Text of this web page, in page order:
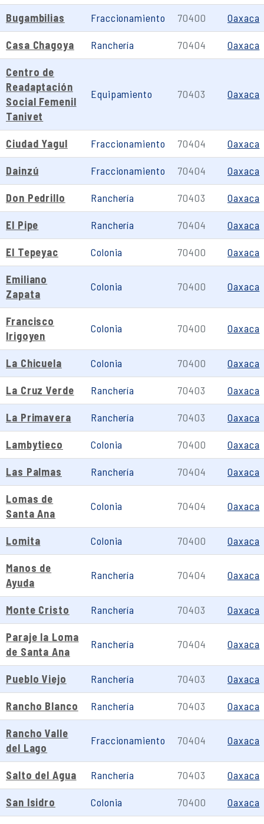
Bugambilias Fraccionamiento 70400 Oaxaca
Casa Chagoya Ranchería 70404 Oaxaca
Centro de
Readaptación
Social Femenil
Tanivet
Equipamiento 70403 Oaxaca
Ciudad Yagul Fraccionamiento 70404 Oaxaca
Dainzú Fraccionamiento 70404 Oaxaca
Don Pedrillo Ranchería 70403 Oaxaca
El Pipe Ranchería 70404 Oaxaca
El Tepeyac Colonia 70400 Oaxaca
Emiliano
Zapata
Colonia 70400 Oaxaca
Francisco
Irigoyen
Colonia 70400 Oaxaca
La Chicuela Colonia 70400 Oaxaca
La Cruz Verde Ranchería 70403 Oaxaca
La Primavera Ranchería 70403 Oaxaca
Lambytieco Colonia 70400 Oaxaca
Las Palmas Ranchería 70404 Oaxaca
Lomas de
Santa Ana
Colonia 70404 Oaxaca
Lomita Colonia 70400 Oaxaca
Manos de
Ayuda
Ranchería 70404 Oaxaca
Monte Cristo Ranchería 70403 Oaxaca
Paraje la Loma
de Santa Ana
Ranchería 70404 Oaxaca
Pueblo Viejo Ranchería 70403 Oaxaca
Rancho Blanco Ranchería 70403 Oaxaca
Rancho Valle
del Lago
Fraccionamiento 70404 Oaxaca
Salto del Agua Ranchería 70403 Oaxaca
San Isidro Colonia 70400 Oaxaca